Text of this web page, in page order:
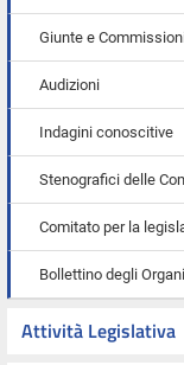
Giunte e
Audizioni
Indagini conoscitive
Stenografici delle
Comitato per la
Bollettino degli
Attività Legislativa